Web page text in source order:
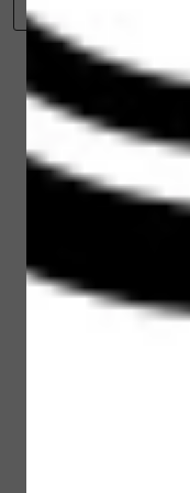
gladgestreken. Meer
elasticiteit.
Winkelwagen